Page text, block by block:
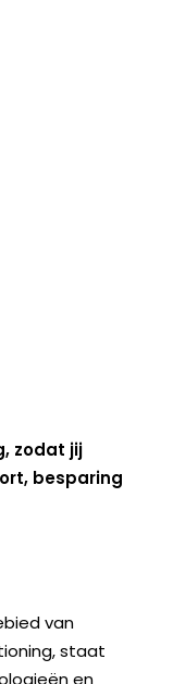
koelen als
het hele jaar
in
bij aan een
maken van
ervaren
dat
zodat jij
besparing
van
staat
en